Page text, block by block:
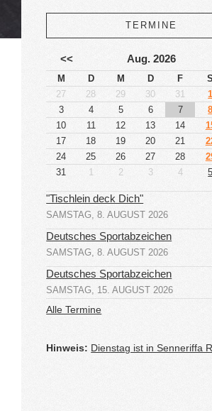
TERMINE
<< Aug. 2026
M D M D F S
27
28 29 30 31 1
3
4 5 6 7 8
10
11 12 13 14
17
18 19 20 21
24
25 26 27 28
31
1 2 3 4 5
"Tischlein deck Dich"
SAMSTAG, 8. AUGUST 2026
Deutsches Sportabzeichen
SAMSTAG, 8. AUGUST 2026
Deutsches Sportabzeichen
SAMSTAG, 15. AUGUST 2026
Alle Termine
Hinweis: Dienstag ist in Senneriffa